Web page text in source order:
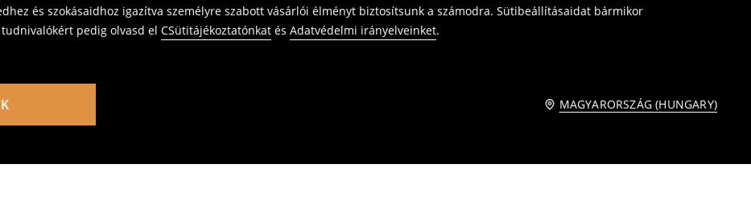
és szokásaidhoz igazítva személyre szabott vásárlói élményt biztosítsunk a számodra. Sütibeállításaidat bármikor
pedig olvasd el CSütitájékoztatónkat és Adatvédelmi irányelveinket.
MAGYARORSZÁG (HUNGARY)